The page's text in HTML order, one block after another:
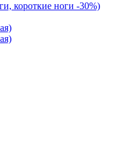
короткие ноги -30%)